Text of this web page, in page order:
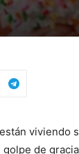
viviendo
de